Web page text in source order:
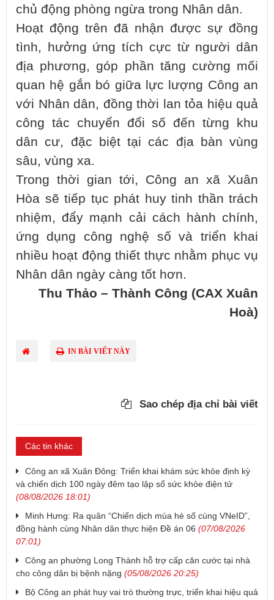
chủ động phòng ngừa trong Nhân dân.
Hoạt động trên đã nhận được sự đồng
tình, hưởng ứng tích cực từ người dân
địa phương, góp phần tăng cường mối
quan hệ gắn bó giữa lực lượng Công an
với Nhân dân, đồng thời lan tỏa hiệu quả
công tác chuyển đổi số đến từng khu
dân cư, đặc biệt tại các địa bàn vùng
sâu, vùng xa.
Trong thời gian tới, Công an xã Xuân
Hòa sẽ tiếp tục phát huy tinh thần trách
nhiệm, đẩy mạnh cải cách hành chính,
ứng dụng công nghệ số và triển khai
nhiều hoạt động thiết thực nhằm phục vụ
Nhân dân ngày càng tốt hơn.
Thu Thảo – Thành Công (CAX Xuân
Hoà)
IN BÀI VIẾT NÀY
Sao chép địa chỉ bài viết
Các tin khác
Công an xã Xuân Đông: Triển khai khám sức khỏe định kỳ
và chiến dịch 100 ngày đêm tạo lập sổ sức khỏe điện tử
(08/08/2026 18:01)
Minh Hưng: Ra quân “Chiến dịch mùa hè số cùng VNeID”,
đồng hành cùng Nhân dân thực hiện Đề án 06 (07/08/2026
07:01)
Công an phường Long Thành hỗ trợ cấp căn cước tại nhà
cho công dân bị bệnh nặng (05/08/2026 20:25)
Bộ Công an phát huy vai trò thường trực, triển khai hiệu quả